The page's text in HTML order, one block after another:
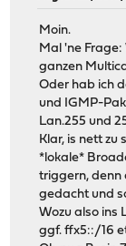
Moin.
Mal 'ne
ganzen
Oder hab ich
und IGMP-
Lan.255 und
Klar, is nett zu
*lokale*
triggern, denn
gedacht und
Wozu also ins
ggf. ffx5::/16